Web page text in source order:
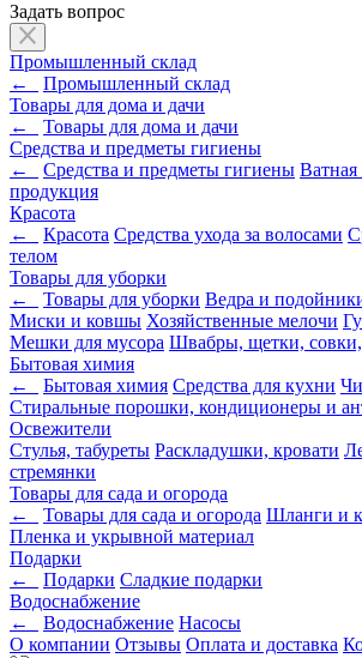
Задать вопрос
Промышленный склад
←
Промышленный склад
Товары для дома и дачи
←
Товары для дома и дачи
Средства и предметы гигиены
←
Средства и предметы гигиены
продукция
Красота
←
Красота Средства ухода за волосами
телом
Товары для уборки
←
Товары для уборки Ведра и
Миски и ковшы Хозяйственные мелочи
Мешки для мусора Швабры, щетки,
Бытовая химия
←
Бытовая химия Средства для кухни
Стиральные порошки, кондиционеры и
Освежители
Стулья, табуреты Раскладушки, кровати
стремянки
Товары для сада и огорода
←
Товары для сада и огорода Шланги и
Пленка и укрывной материал
Подарки
←
Подарки Cладкие подарки
Водоснабжение
←
Водоснабжение Насосы
О компании Отзывы Оплата и доставка